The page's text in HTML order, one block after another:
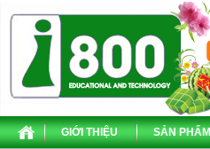
GIỚI THIỆU SẢN PHẨM